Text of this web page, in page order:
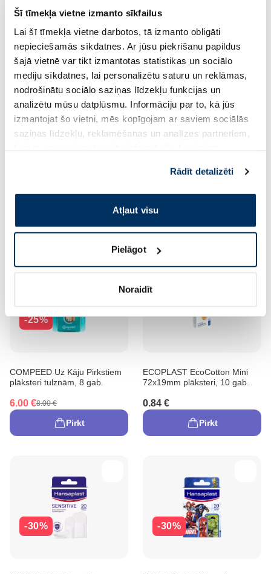
Šī tīmekļa vietne izmanto sīkfailus
Lai šī tīmekļa vietne darbotos, tā izmanto obligāti
nepieciešamās sīkdatnes. Ar jūsu piekrišanu papildus
šajā vietnē var tikt izmantotas statistikas un sociālo
mediju sīkdatnes, lai personalizētu saturu un reklāmas,
nodrošinātu sociālo saziņas līdzekļu funkcijas un
analizētu mūsu datplūsmu. Informāciju par to, kā jūs
izmantojat šo vietni, mēs kopīgojam ar saviem sociālās
saziņas līdzekļu, reklamēšanas un analīzes partneriem,
pakalpojumus. Ja piekrītat šo papildu sīkdatņu
izmantošanai, lūdzu, atzīmējiet savu izvēli:
Rādīt detalizēti
Atļaut visu
Pielāgot
Noraidīt
1.56 €
Aizsardzība&Ģenerācija
balzams, 30 g
2.65 €
-25%
COMPEED Uz Kāju Pirkstiem
plāksteri tulznām, 8 gab.
6.00 €8.00 €
Pirkt
ECOPLAST EcoCotton Mini
72x19mm plāksteri, 10 gab.
0.84 €
Pirkt
-30% -30%